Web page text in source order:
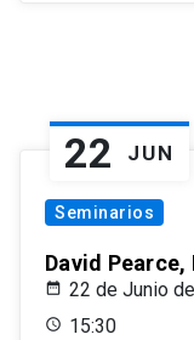
22 JUN
Seminarios
David Pearce,
22 de Junio
15:30